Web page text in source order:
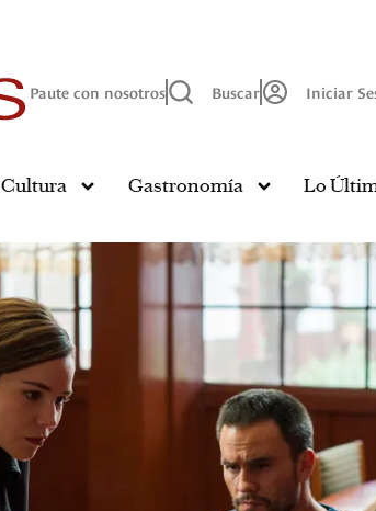
Paute con nosotros Buscar Iniciar
Cultura Gastronomía Lo